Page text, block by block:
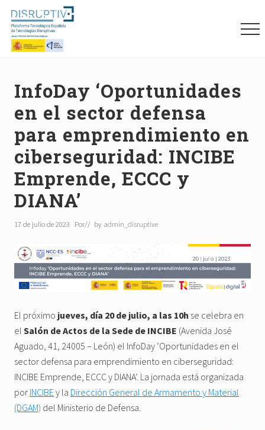
Menu
Skip
main
content
Skip
primary
sidebar
Skip
footer
InfoDay ‘Oportunidades
en el sector defensa
para emprendimiento en
ciberseguridad: INCIBE
Emprende, ECCC y
DIANA’
17 de julio de 2023 Por// by admin_disruptive
El próximo jueves, día 20 de julio, a las 10h se celebra en
el Salón de Actos de la Sede de INCIBE (Avenida José
Aguado, 41, 24005 – León) el InfoDay ‘Oportunidades en el
sector defensa para emprendimiento en ciberseguridad:
INCIBE Emprende, ECCC y DIANA’. La jornada está organizada
por INCIBE y la Dirección General de Armamento y Material
(DGAM) del Ministerio de Defensa.